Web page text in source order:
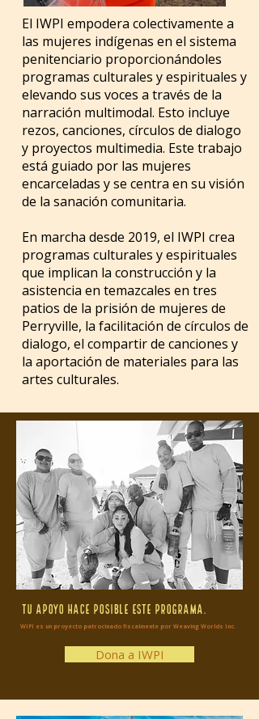
El IWPI empodera colectivamente a
las mujeres indígenas en el sistema
penitenciario proporcionándoles
programas culturales y espirituales y
elevando sus voces a través de la
narración multimodal. Esto incluye
rezos, canciones, círculos de dialogo
y proyectos multimedia. Este trabajo
está guiado por las mujeres
encarceladas y se centra en su visión
de la sanación comunitaria.
En marcha desde 2019, el IWPI crea
programas culturales y espirituales
que implican la construcción y la
asistencia en temazcales en tres
patios de la prisión de mujeres de
Perryville, la facilitación de círculos de
dialogo, el compartir de canciones y
la aportación de materiales para las
artes culturales.
tu apoyo hace posible este programa.
WIPI es un proyecto patrocinado fiscalmente por Weaving Worlds Inc.
Dona a IWPI